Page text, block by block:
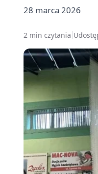
28 marca 2026
2 min czytania